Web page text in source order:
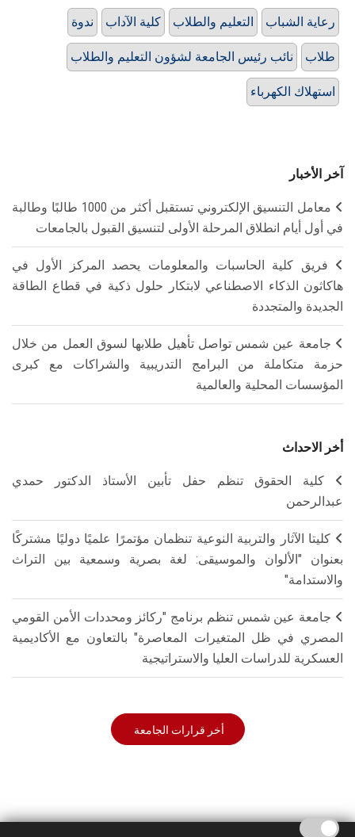
ندوة كلية الآداب التعليم والطلاب رعاية الشباب
نائب رئيس الجامعة لشؤون التعليم والطلاب طلاب
استهلاك الكهرباء
آخر الأخبار
معامل التنسيق الإلكتروني تستقبل أكثر من 1000 طالبًا وطالبة
في أول أيام انطلاق المرحلة الأولى لتنسيق القبول بالجامعات
فريق كلية الحاسبات والمعلومات يحصد المركز الأول في
هاكاثون الذكاء الاصطناعي لابتكار حلول ذكية في قطاع الطاقة
الجديدة والمتجددة
جامعة عين شمس تواصل تأهيل طلابها لسوق العمل من خلال
حزمة متكاملة من البرامج التدريبية والشراكات مع كبرى
المؤسسات المحلية والعالمية
أخر الاحداث
كلية الحقوق تنظم حفل تأبين الأستاذ الدكتور حمدي
عبدالرحمن
كليتا الآثار والتربية النوعية تنظمان مؤتمرًا علميًا دوليًا مشتركًا
بعنوان "الألوان والموسيقى: لغة بصرية وسمعية بين التراث
والاستدامة"
جامعة عين شمس تنظم برنامج "ركائز ومحددات الأمن القومي
المصري في ظل المتغيرات المعاصرة" بالتعاون مع الأكاديمية
العسكرية للدراسات العليا والاستراتيجية
أخر قرارات الجامعة